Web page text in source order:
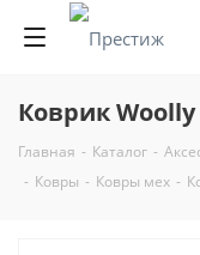
Коврик
Главная - Каталог -
- Ковры - Ковры мех -